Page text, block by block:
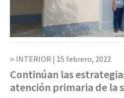
INTERIOR | 15 febrero, 2022
Continúan las
atención primaria de la